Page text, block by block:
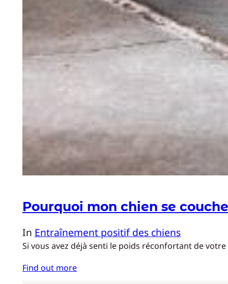
Pourquoi mon chien se
In Entraînement positif des chiens
Si vous avez déjà senti le poids réconfortant de
Find out more